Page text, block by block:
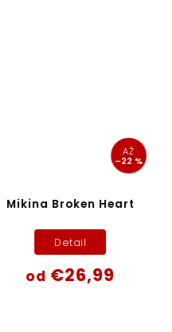
AŽ
–22 %
Mikina Broken Heart
od€26,99
Detail